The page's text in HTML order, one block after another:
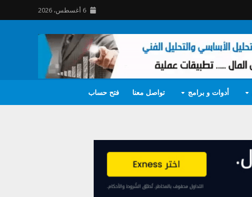
6 أغسطس، 2026
أدوات و برامج تواصل معنا فتح حساب